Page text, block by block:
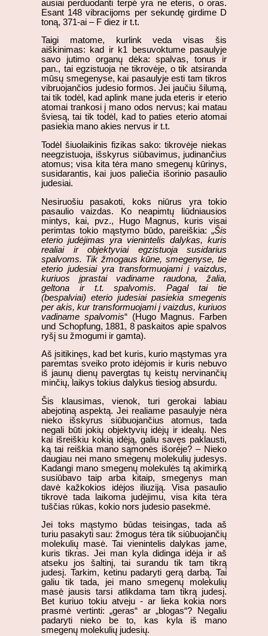
ausiai perduodanti terpė yra ne eteris, o oras.
Esant 148 vibracijoms per sekundę girdime D
toną, 371-ai – F diez ir t.t.
Taigi matome, kurlink veda visas šis
aiškinimas: kad ir k1 besuvoktume pasaulyje
savo jutimo organų dėka: spalvas, tonus ir
pan., tai egzistuoja ne tikrovėje, o tik atsiranda
mūsų smegenyse, kai pasaulyje esti tam tikros
vibruojančios judesio formos. Jei jaučiu šilumą,
tai tik todėl, kad aplink mane juda eteris ir eterio
atomai trankosi į mano odos nervus; kai matau
šviesą, tai tik todėl, kad to paties eterio atomai
pasiekia mano akies nervus ir t.t.
Todėl šiuolaikinis fizikas sako: tikrovėje niekas
neegzistuoja, išskyrus siūbavimus, judinančius
atomus; visa kita tėra mano smegenų kūrinys,
susidarantis, kai juos paliečia išorinio pasaulio
judesiai.
Nesiruošiu pasakoti, koks niūrus yra tokio
pasaulio vaizdas. Ko neapimtų liūdniausios
mintys, kai, pvz., Hugo Magnus, kuris visai
perimtas tokio mąstymo būdo, pareiškia: „Šis
eterio judėjimas yra vienintelis dalykas, kuris
realiai ir objektyviai egzistuoja susidarius
spalvoms. Tik žmogaus kūne, smegenyse, tie
eterio judesiai yra transformuojami į vaizdus,
kuriuos įprastai vadiname raudona, žalia,
geltona ir t.t. spalvomis. Pagal tai tie
(bespalviai) eterio judesiai pasiekia smegenis
per akis, kur transformuojami į vaizdus, kuriuos
vadiname spalvomis“ (Hugo Magnus. Farben
und Schopfung, 1881, 8 paskaitos apie spalvos
ryšį su žmogumi ir gamta).
Aš įsitikinęs, kad bet kuris, kurio mąstymas yra
paremtas sveiko proto idėjomis ir kuris nebuvo
iš jaunų dienų pavergtas tų keistų nervinančių
minčių, laikys tokius dalykus tiesiog absurdu.
Šis klausimas, vienok, turi gerokai labiau
abejotiną aspektą. Jei realiame pasaulyje nėra
nieko išskyrus siūbuojančius atomus, tada
negali būti jokių objektyvių idėjų ir idealų. Nes
kai išreiškiu kokią idėją, galiu savęs paklausti,
ką tai reiškia mano sąmonės išorėje? – Nieko
daugiau nei mano smegenų molekulių judesys.
Kadangi mano smegenų molekulės tą akimirką
susiūbavo taip arba kitaip, smegenys man
davė kažkokios idėjos iliuziją. Visa pasaulio
tikrovė tada laikoma judėjimu, visa kita tėra
tuščias rūkas, kokio nors judesio pasekmė.
Jei toks mąstymo būdas teisingas, tada aš
turiu pasakyti sau: žmogus tėra tik siūbuojančių
molekulių masė. Tai vienintelis dalykas jame,
kuris tikras. Jei man kyla didinga idėja ir aš
atseku jos šaltinį, tai surandu tik tam tikrą
judesį. Tarkim, ketinu padaryti gerą darbą. Tai
galiu tik tada, jei mano smegenų molekulių
masė jausis tarsi atlikdama tam tikrą judesį.
Bet kuriuo tokiu atveju - ar lieka kokia nors
prasmė vertinti: „geras“ ar „blogas“? Negaliu
padaryti nieko be to, kas kyla iš mano
smegenų molekulių judesių.